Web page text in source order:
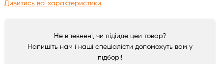
Дивитись всі характеристики
Не впевнені, чи підійде цей товар?
Напишіть нам і наші спеціалісти допоможуть вам у
підборі!